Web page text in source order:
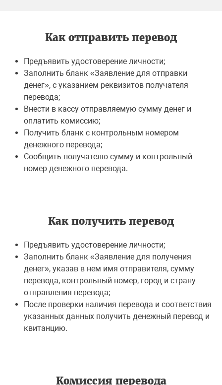
Как отправить перевод
Предъявить удостоверение личности;
Заполнить бланк «Заявление для отправки
денег», с указанием реквизитов получателя
перевода;
Внести в кассу отправляемую сумму денег и
оплатить комиссию;
Получить бланк с контрольным номером
денежного перевода;
Сообщить получателю сумму и контрольный
номер денежного перевода.
Как получить перевод
Предъявить удостоверение личности;
Заполнить бланк «Заявление для получения
денег», указав в нем имя отправителя, сумму
перевода, контрольный номер, город и страну
отправления перевода;
После проверки наличия перевода и соответствия
указанных данных получить денежный перевод и
квитанцию.
Комиссия перевода